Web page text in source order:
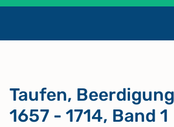
Taufen,
1657 - 1714, Band 1